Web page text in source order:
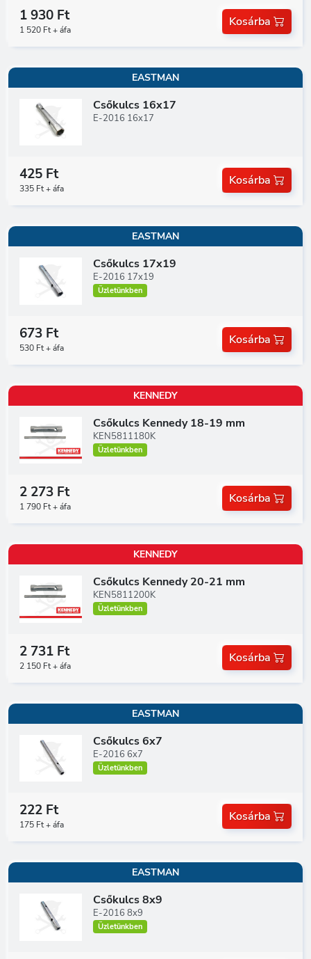
1 930 Ft
1 520 Ft + áfa
Kosárba
EASTMAN
Csőkulcs 16x17
E-2016 16x17
425 Ft
335 Ft + áfa
Kosárba
EASTMAN
Csőkulcs 17x19
E-2016 17x19
Üzletünkben
673 Ft
530 Ft + áfa
Kosárba
KENNEDY
Csőkulcs Kennedy 18-19 mm
KEN5811180K
Üzletünkben
2 273 Ft
1 790 Ft + áfa
Kosárba
KENNEDY
Csőkulcs Kennedy 20-21 mm
KEN5811200K
Üzletünkben
2 731 Ft
2 150 Ft + áfa
Kosárba
EASTMAN
Csőkulcs 6x7
E-2016 6x7
Üzletünkben
222 Ft
175 Ft + áfa
Kosárba
EASTMAN
Csőkulcs 8x9
E-2016 8x9
Üzletünkben